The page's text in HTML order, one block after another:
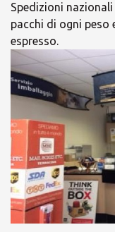
Spedizioni
pacchi di ogni peso
espresso.